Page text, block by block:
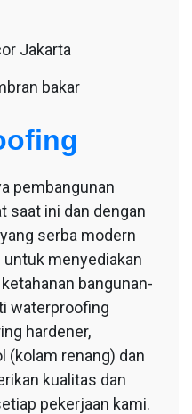
bakar
pembangunan
saat ini dan dengan
serba modern
menyediakan
bangunan-
waterproofing
hardener,
(kolam renang) dan
kualitas dan
pekerjaan kami.